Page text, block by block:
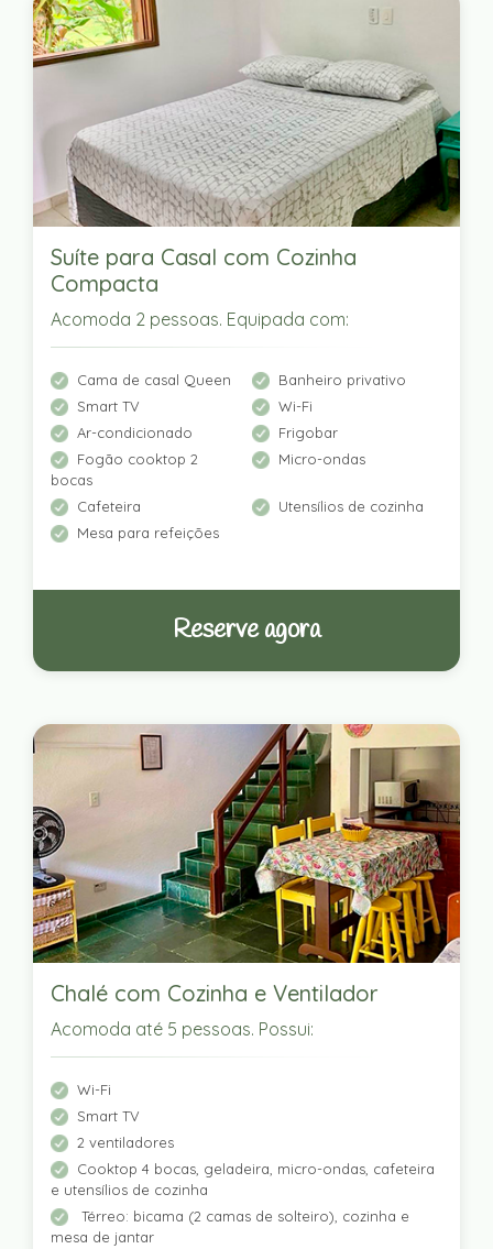
Suíte para Casal com Cozinha
Compacta
Acomoda 2 pessoas. Equipada com:
Cama de casal Queen
Banheiro privativo
Smart TV
Wi-Fi
Ar-condicionado
Frigobar
Fogão cooktop 2
bocas
Micro-ondas
Cafeteira
Utensílios de cozinha
Mesa para refeições
Reserve agora
Chalé com Cozinha e Ventilador
Acomoda até 5 pessoas. Possui:
Wi-Fi
Smart TV
2 ventiladores
Cooktop 4 bocas, geladeira, micro-ondas, cafeteira
e utensílios de cozinha
Térreo: bicama (2 camas de solteiro), cozinha e
mesa de jantar